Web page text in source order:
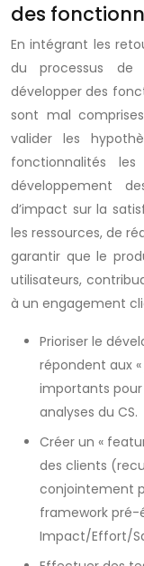
des
En intégrant les
du processus de
développer des
sont mal
valider les
fonctionnalités
développement
d’impact sur la
les ressources, de
garantir que le
utilisateurs,
à un engagement
Prioriser le
répondent aux
importants
analyses du CS.
Créer un «
des clients
conjointement
framework pré-
Impact/Effort/